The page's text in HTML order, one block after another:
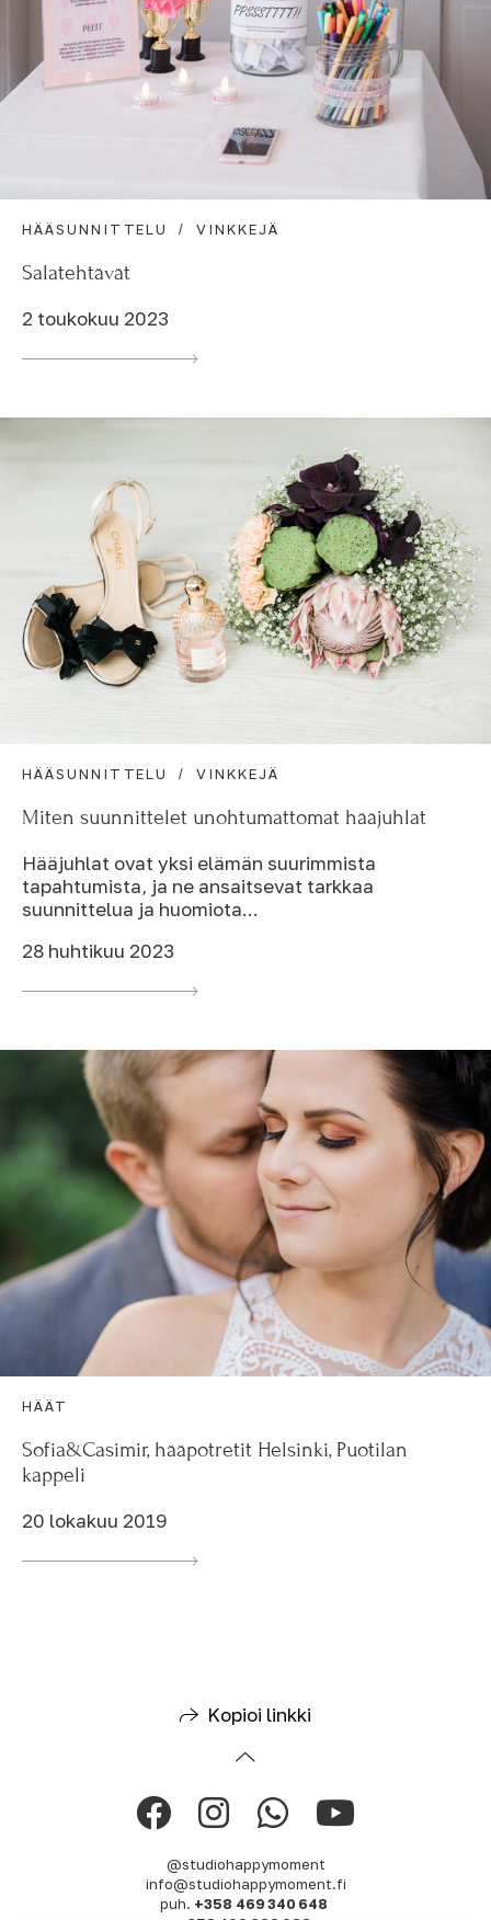
HÄÄSUNNITTELU VINKKEJÄ
Salatehtävät
2 toukokuu 2023
HÄÄSUNNITTELU VINKKEJÄ
Miten suunnittelet unohtumattomat hääjuhlat
Hääjuhlat ovat yksi elämän suurimmista
tapahtumista, ja ne ansaitsevat tarkkaa
suunnittelua ja huomiota...
28 huhtikuu 2023
HÄÄT
Sofia&Casimir, hääpotretit Helsinki, Puotilan
kappeli
20 lokakuu 2019
Kopioi linkki
@studiohappymoment
info@studiohappymoment.fi
puh. +358 469 340 648